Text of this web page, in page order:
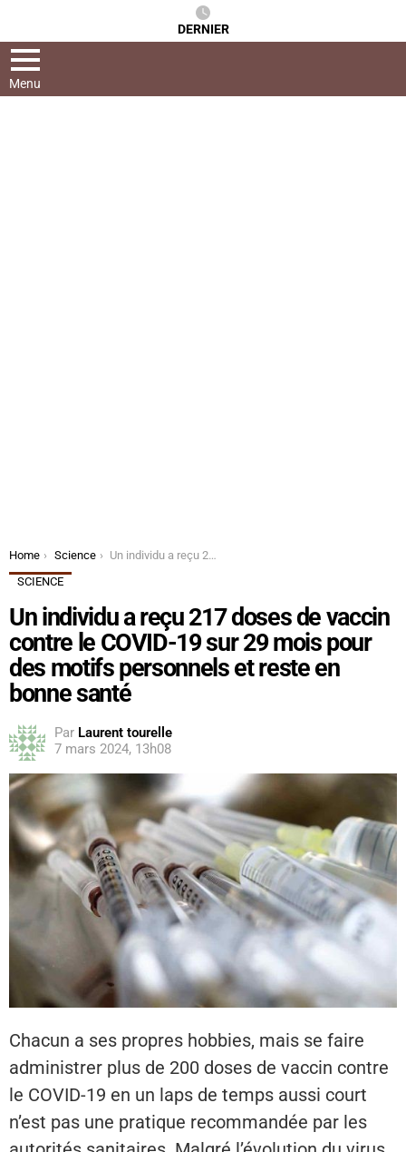
DERNIER
Menu
You are here:
Home Science
Un individu a reçu 217 doses de vaccin contre le COVID-19 sur 29 mois pour des motifs personnels et reste en bonne santé
SCIENCE
Un individu a reçu 217 doses de vaccin
contre le COVID-19 sur 29 mois pour
des motifs personnels et reste en
bonne santé
Par Laurent tourelle
7 mars 2024, 13h08
Chacun a ses propres hobbies, mais se faire
administrer plus de 200 doses de vaccin contre
le COVID-19 en un laps de temps aussi court
n’est pas une pratique recommandée par les